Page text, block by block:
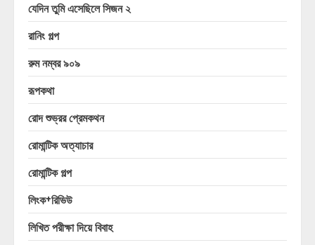
যেদিন তুমি এসেছিলে সিজন ২
রানিং গল্প
রুম নম্বর ৯০৯
রূপকথা
রোদ শুভ্রর প্রেমকথন
রোমান্টিক অত্যাচার
রোমান্টিক গল্প
লিংক+রিভিউ
লিখিত পরীক্ষা দিয়ে বিবাহ